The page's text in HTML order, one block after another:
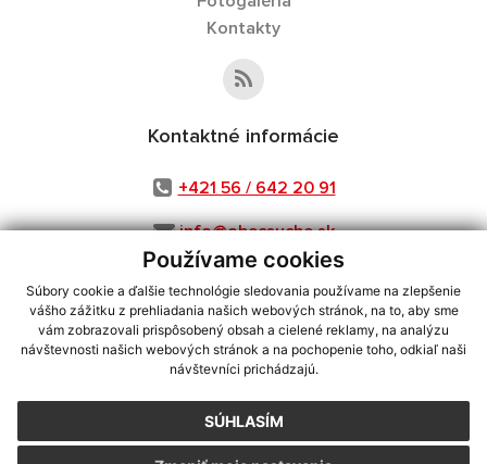
Používame cookies
Súbory cookie a ďalšie technológie sledovania používame na zlepšenie
vášho zážitku z prehliadania našich webových stránok, na to, aby sme
vám zobrazovali prispôsobený obsah a cielené reklamy, na analýzu
návštevnosti našich webových stránok a na pochopenie toho, odkiaľ naši
návštevníci prichádzajú.
SÚHLASÍM
Kontakty
Kontaktné informácie
+421 56 / 642 20 91
info@obecsuche.sk
využite možnosť získavania aktuálnych informácií s využitím RSS
CMS systém (redakčný) systém ECHELON 2,Mapa stránok,web portál
webex.digital, s.r.o.,domény,registrácia domény
Posledná aktualizácia:31.07.2026